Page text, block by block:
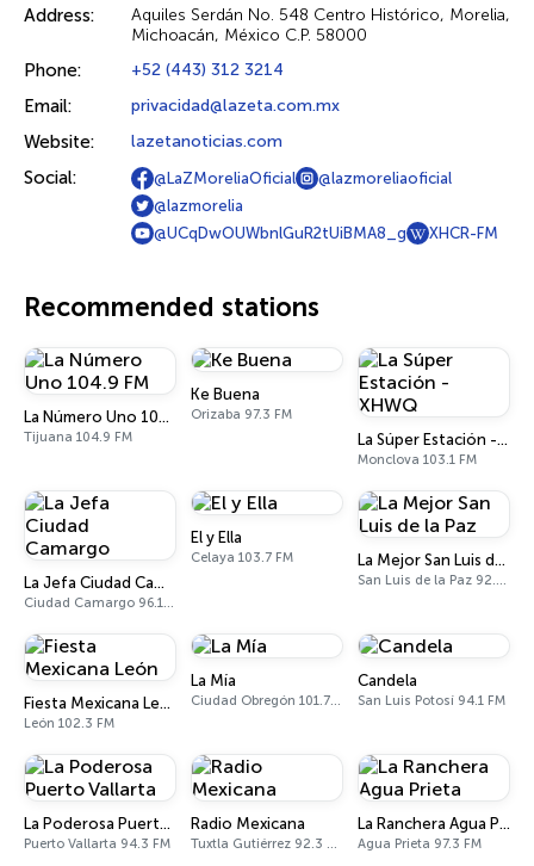
Address:
Aquiles Serdán No. 548 Centro Histórico, Morelia,
Michoacán, México C.P. 58000
Phone: +52 (443) 312 3214
Email: privacidad@lazeta.com.mx
Website: lazetanoticias.com
Social: @LaZMoreliaOficial
@lazmoreliaoficial
@lazmorelia
@UCqDwOUWbnlGuR2tUiBMA8_g
XHCR-FM
Recommended stations
La Número Uno 104.9 FM
Tijuana 104.9 FM
Ke Buena
Orizaba 97.3 FM
La Súper Estación - XHWQ
Monclova 103.1 FM
La Jefa Ciudad Camargo
Ciudad Camargo 96.1 FM
El y Ella
Celaya 103.7 FM La Mejor San Luis de la Paz
San Luis de la Paz 92.5 FM
Fiesta Mexicana León
León 102.3 FM
La Mía
Ciudad Obregón 101.7 FM
Candela
San Luis Potosí 94.1 FM
La Poderosa Puerto Vallarta
Puerto Vallarta 94.3 FM
Radio Mexicana
Tuxtla Gutiérrez 92.3 FM
La Ranchera Agua Prieta
Agua Prieta 97.3 FM